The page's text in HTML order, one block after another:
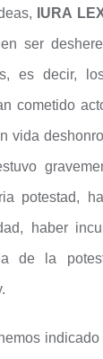
IURA
ser
es decir,
cometido
vida
potestad,
haber
de la